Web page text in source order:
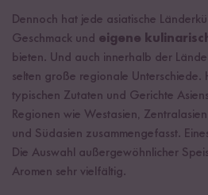
Dennoch hat jede asiatische
Geschmack und eigene
bieten. Und auch innerhalb der
selten große regionale Unterschiede.
typischen Zutaten und Gerichte
Regionen wie Westasien,
und Südasien zusammengefasst.
Die Auswahl außergewöhnlicher
Aromen sehr vielfältig.